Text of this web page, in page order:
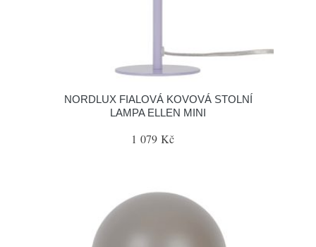
NORDLUX FIALOVÁ KOVOVÁ STOLNÍ
LAMPA ELLEN MINI
1 079 Kč